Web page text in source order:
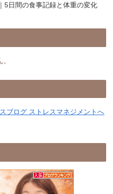
5日間の食事記録と体重の変化